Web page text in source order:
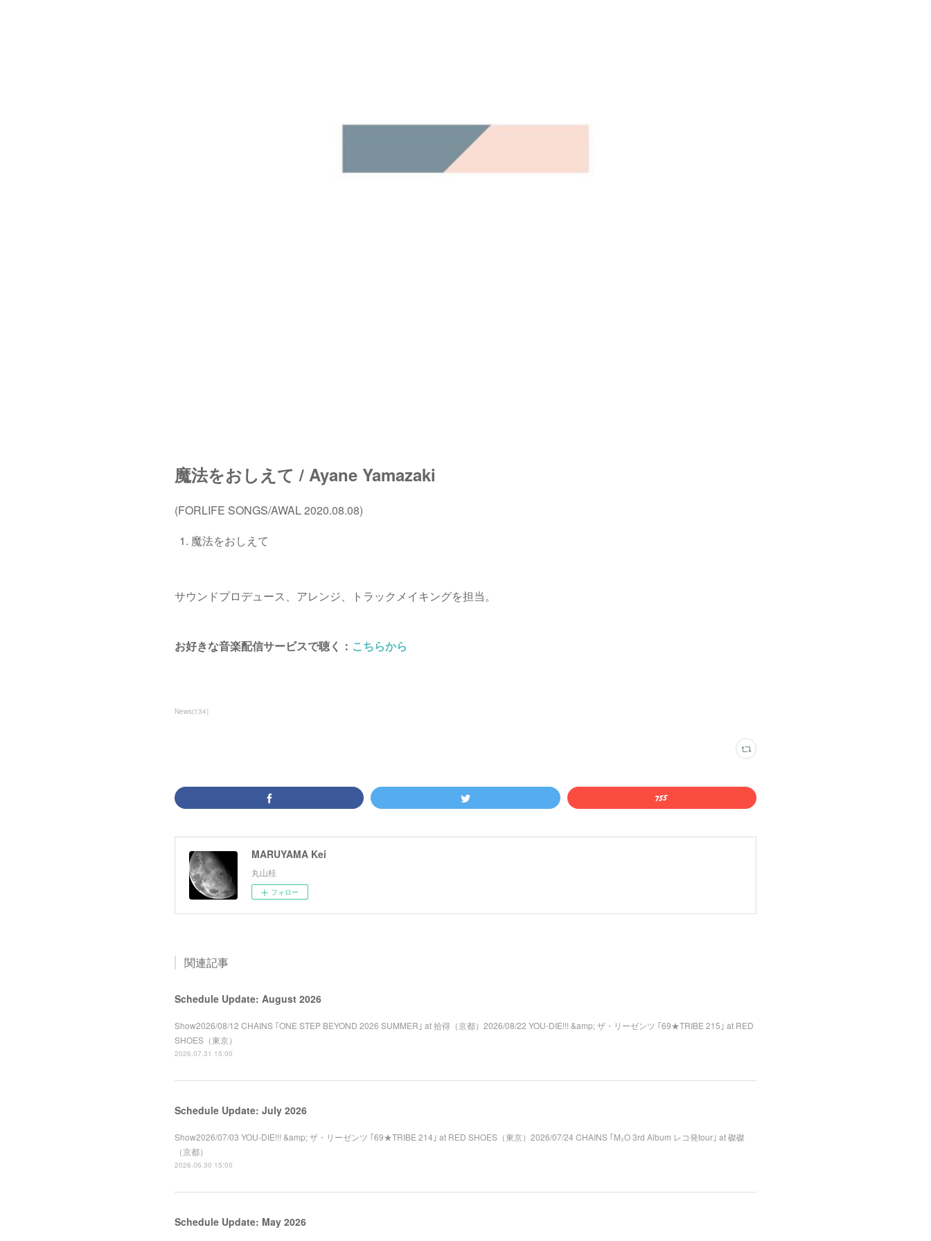
魔法をおしえて / Ayane Yamazaki
(FORLIFE SONGS/AWAL 2020.08.08)
魔法をおしえて
サウンドプロデュース、アレンジ、トラックメイキングを担当。
お好きな音楽配信サービスで聴く： こちらから
News(134)
MARUYAMA Kei
丸山桂
フォロー
関連記事
Schedule Update: August 2026
Show2026/08/12 CHAINS ｢ONE STEP BEYOND 2026 SUMMER｣ at 拾得（京都）2026/08/22 YOU-DIE!!! &amp; ザ・リーゼンツ ｢69★TRIBE 215｣ at RED
SHOES（東京）
2026.07.31 15:00
Schedule Update: July 2026
Show2026/07/03 YOU-DIE!!! &amp; ザ・リーゼンツ ｢69★TRIBE 214｣ at RED SHOES（東京）2026/07/24 CHAINS ｢M₂O 3rd Album レコ発tour｣ at 磔磔
（京都）
2026.06.30 15:00
Schedule Update: May 2026